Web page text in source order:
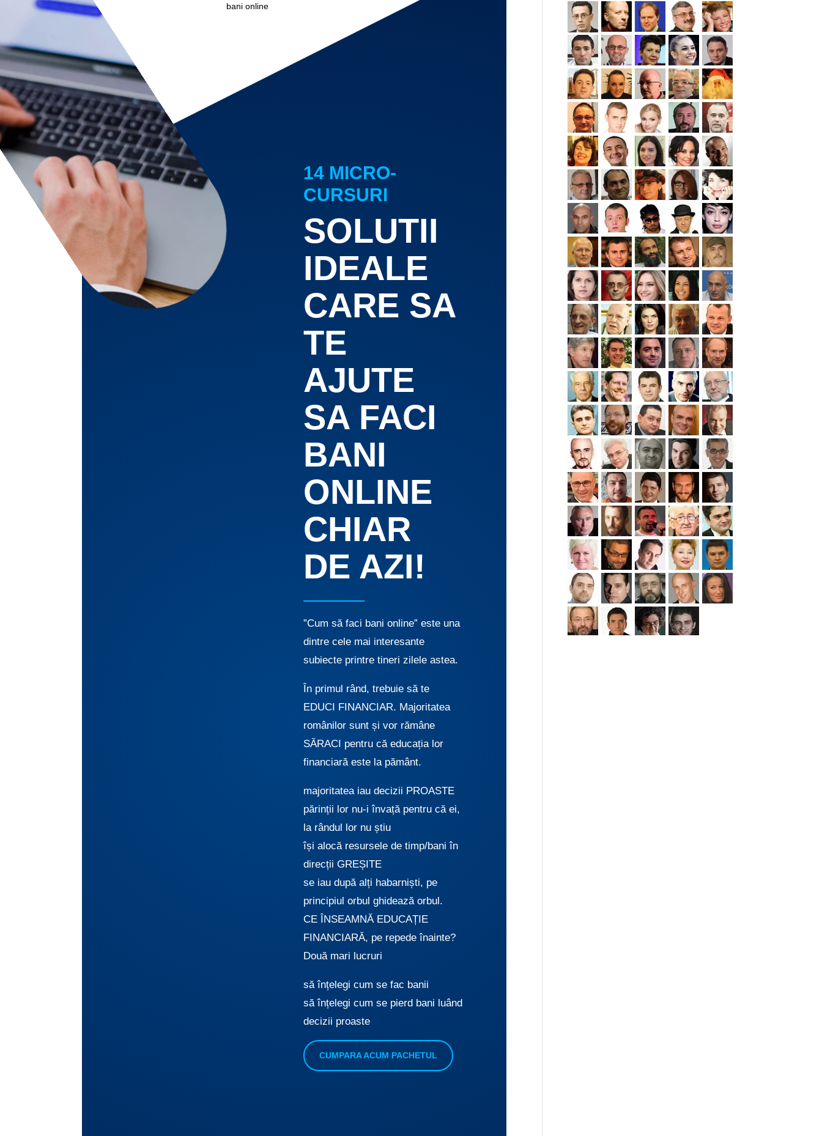
bani online
14 MICRO-
CURSURI
SOLUTII
IDEALE
CARE SA
TE
AJUTE
SA FACI
BANI
ONLINE
CHIAR
DE AZI!
”Cum să faci bani online” este una
dintre cele mai interesante
subiecte printre tineri zilele astea.
În primul rând, trebuie să te
EDUCI FINANCIAR. Majoritatea
românilor sunt și vor rămâne
SĂRACI pentru că educația lor
financiară este la pământ.
majoritatea iau decizii PROASTE
părinții lor nu-i învață pentru că ei,
la rândul lor nu știu
își alocă resursele de timp/bani în
direcții GREȘITE
se iau după alți habarniști, pe
principiul orbul ghidează orbul.
CE ÎNSEAMNĂ EDUCAȚIE
FINANCIARĂ, pe repede înainte?
Două mari lucruri
să înțelegi cum se fac banii
să înțelegi cum se pierd bani luând
decizii proaste
CUMPARA ACUM PACHETUL